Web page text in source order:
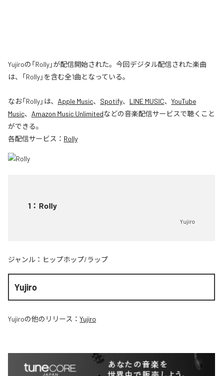
Yujiroの「Rolly」が配信開始された。今回デジタル配信された楽曲
は、「Rolly」を含む全1曲となっている。
なお「Rolly」は、 Apple Music、 Spotify、 LINE MUSIC、 YouTube
Music、 Amazon Music Unlimitedなどの音楽配信サービスで聴くこと
ができる。
各配信サービス： Rolly
1 ： Rolly
Yujiro
ジャンル： ヒップホップ/ラップ
Yujiro
Yujiroの他のリリース： Yujiro